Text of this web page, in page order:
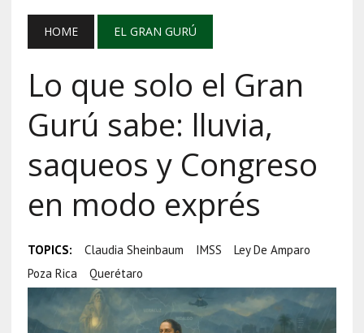
HOME EL GRAN GURÚ
Lo que solo el Gran
Gurú sabe: lluvia,
saqueos y Congreso
en modo exprés
TOPICS: Claudia Sheinbaum IMSS
Ley De Amparo
Poza Rica
Querétaro